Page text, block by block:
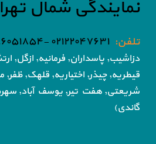
نمایندگی شمال
تلفن: ۰۲۱۲۲۰۴۷۶۳۱ -۰۲۱۸۶۰۵۱۸۵۴
دزاشیب, پاسداران, فرمانیه, ازگل,
قیطریه, چیذر, اختیاریه, قلهک, ظفر,
شریعتی, هفت تیر, یوسف آباد,
گاندی)